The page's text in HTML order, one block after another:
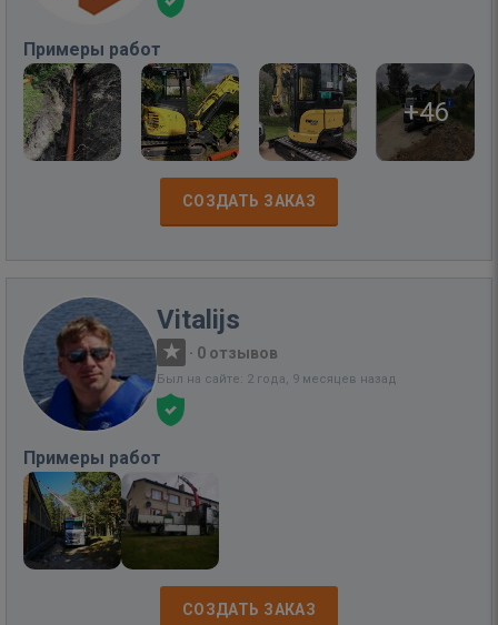
Примеры работ
+46
СОЗДАТЬ ЗАКАЗ
Vitalijs
· 0 отзывов
Был на сайте: 2 года, 9 месяцев назад
Примеры работ
СОЗДАТЬ ЗАКАЗ